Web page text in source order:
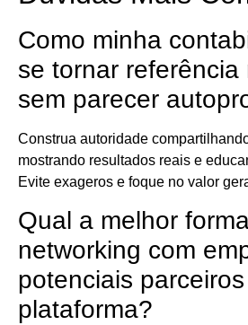
Como minha
se tornar referência
sem parecer
Construa autoridade
mostrando resultados reais e
Evite exageros e foque no valor
Qual a melhor
networking com
potenciais
plataforma?